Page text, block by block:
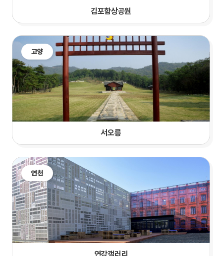
김포함상공원
고양
서오릉
연천